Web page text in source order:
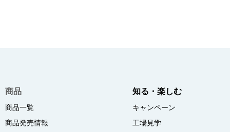
商品
商品一覧
商品発売情報
知る・楽しむ
キャンペーン
工場見学